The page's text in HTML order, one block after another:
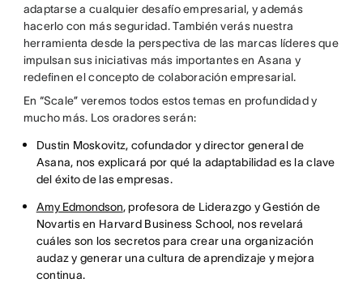
adaptarse a cualquier desafío empresarial, y además
hacerlo con más seguridad. También verás nuestra
herramienta desde la perspectiva de las marcas líderes que
impulsan sus iniciativas más importantes en Asana y
redefinen el concepto de colaboración empresarial.
En “Scale” veremos todos estos temas en profundidad y
mucho más. Los oradores serán:
Dustin Moskovitz, cofundador y director general de
Asana, nos explicará por qué la adaptabilidad es la clave
del éxito de las empresas.
Amy Edmondson, profesora de Liderazgo y Gestión de
Novartis en Harvard Business School, nos revelará
cuáles son los secretos para crear una organización
audaz y generar una cultura de aprendizaje y mejora
continua.